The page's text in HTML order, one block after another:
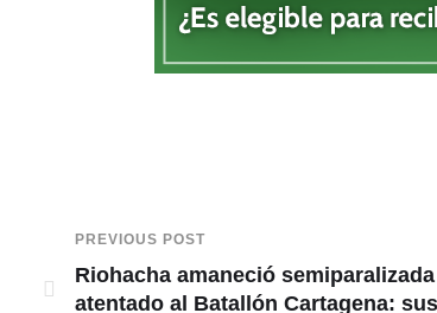
PREVIOUS POST
Riohacha amaneció
atentado al Batallón Cartagena: